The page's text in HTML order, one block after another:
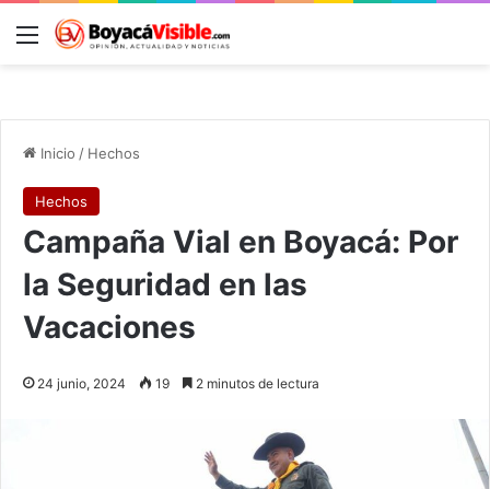
Menú
Inicio / Hechos
Hechos
Campaña Vial en Boyacá: Por
la Seguridad en las
Vacaciones
24 junio, 2024 19 2 minutos de lectura